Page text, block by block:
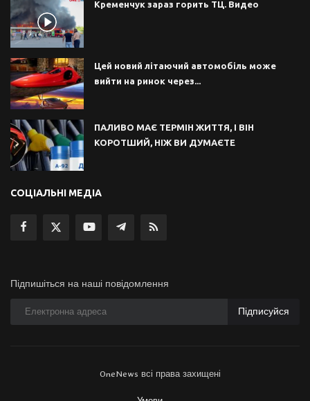
Кременчук зараз горить ТЦ. Видео
Цей новий літаючий автомобіль може
вийти на ринок через...
ПАЛИВО МАЄ ТЕРМІН ЖИТТЯ, І ВІН
КОРОТШИЙ, НІЖ ВИ ДУМАЄТЕ
СОЦІАЛЬНІ МЕДІА
Підпишіться на наші повідомлення
Підписуйся
OneNews всі права захищені